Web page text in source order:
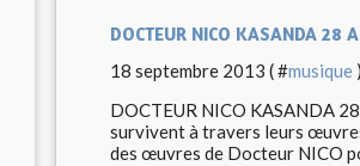
DOCTEUR NICO KASANDA 28
18 septembre 2013 ( #musique )
DOCTEUR NICO KASANDA
survivent à travers leurs
des œuvres de Docteur NICO